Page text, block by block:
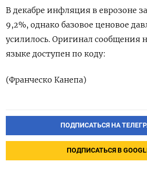
В декабре инфляция в еврозоне
9,2%, однако базовое ценовое
усилилось. Оригинал сообщения
языке доступен по коду:
(Франческо Канепа)
ПОДПИСАТЬСЯ НА
ПОДПИСАТЬСЯ В